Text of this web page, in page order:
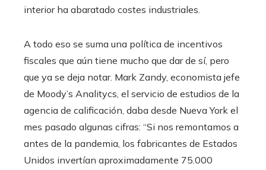
interior ha abaratado costes industriales.
A todo eso se suma una política de incentivos
fiscales que aún tiene mucho que dar de sí, pero
que ya se deja notar. Mark Zandy, economista jefe
de Moody’s Analitycs, el servicio de estudios de la
agencia de calificación, daba desde Nueva York el
mes pasado algunas cifras: “Si nos remontamos a
antes de la pandemia, los fabricantes de Estados
Unidos invertían aproximadamente 75.000